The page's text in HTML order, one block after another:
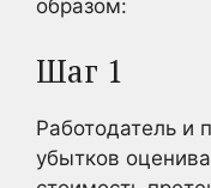
образом:
Шаг 1
Работодатель и
убытков